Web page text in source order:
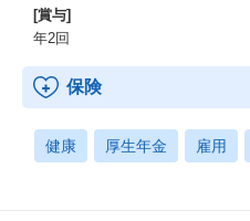
[賞与]
年2回
保険
健康 厚生年金 雇用